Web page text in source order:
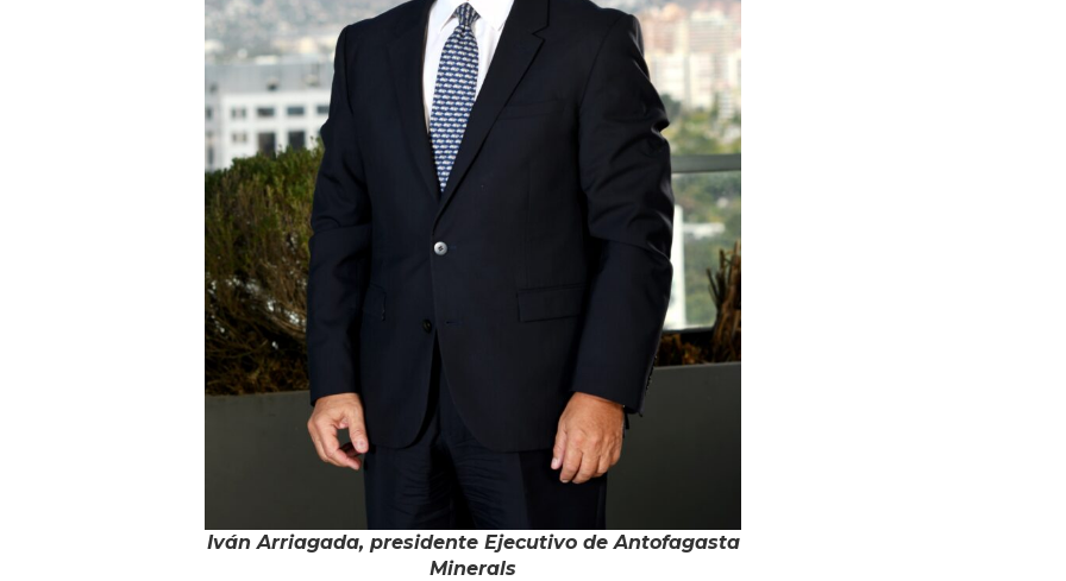
Iván Arriagada, presidente Ejecutivo de Antofagasta
Minerals